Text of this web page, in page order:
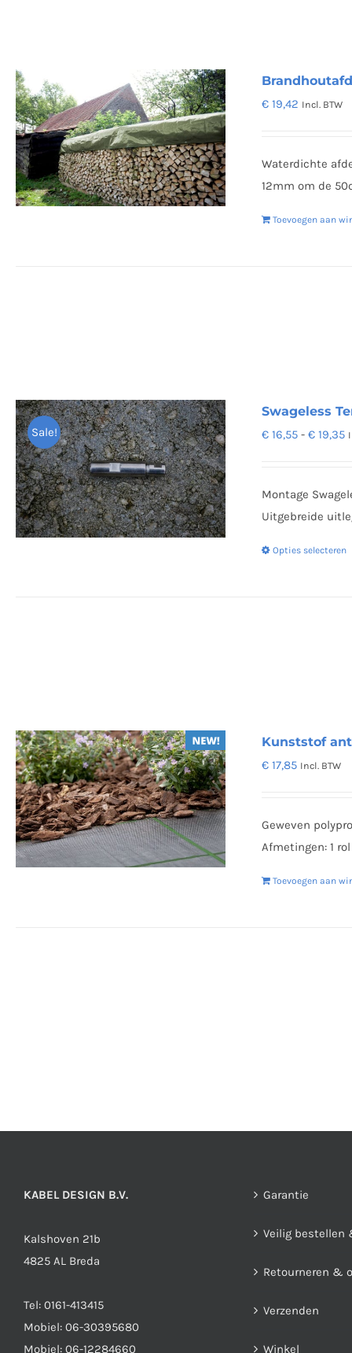
€ 19,42 Incl. BTW
Waterdichte
12mm om de
Toevoegen aan
Sale!
Swageless
€ 16,55 - € 19,35
Montage
Uitgebreide
Opties selecteren
Kunststof
€ 17,85 Incl. BTW
Geweven
Afmetingen: 1
Toevoegen aan
KABEL DESIGN B.V.
Kalshoven 21b
4825 AL Breda
Tel: 0161-413415
Mobiel: 06-30395680
Mobiel: 06-12284660
Garantie
Veilig bestellen
Retourneren &
Verzenden
Winkel